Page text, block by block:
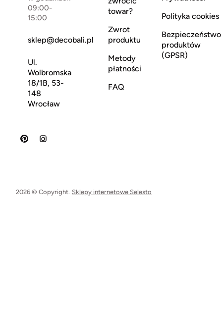
09:00-
15:00
sklep@decobali.pl
Ul.
Wolbromska
18/1B, 53-
148
Wrocław
towar?
Zwrot
produktu
Metody
płatności
FAQ
Polityka cookies
Bezpieczeństwo
produktów
(GPSR)
2026 © Copyright. Sklepy internetowe Selesto